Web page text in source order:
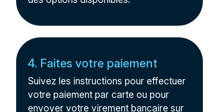
4. Faites votre paiement
Suivez les instructions pour effectuer
votre paiement par carte ou pour
envoyer votre virement bancaire sur